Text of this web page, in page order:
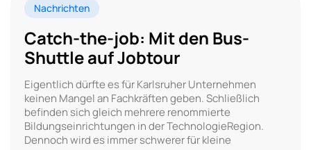
Nachrichten
Catch-the-job: Mit den Bus-
Shuttle auf Jobtour
Eigentlich dürfte es für Karlsruher Unternehmen
keinen Mangel an Fachkräften geben. Schließlich
befinden sich gleich mehrere renommierte
Bildungseinrichtungen in der TechnologieRegion.
Dennoch wird es immer schwerer für kleine